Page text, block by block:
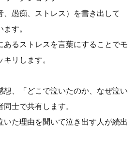
、愚痴、ストレス）を書き出して
す。
あるストレスを言葉にすることでモ
リします。
想、「どこで泣いたのか、なぜ泣い
士で共有します。
いた理由を聞いて泣き出す人が続出